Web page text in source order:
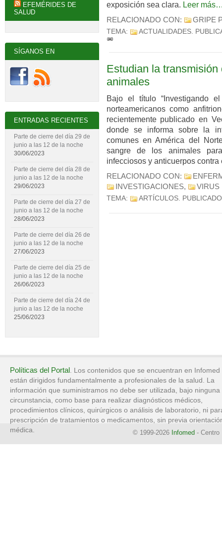
exposición sea clara. Leer
RELACIONADO CON: GRIPE
TEMA: ACTUALIDADES.
Estudian la
animales
Bajo el título “Investigando
norteamericanos como
recientemente publicado en
donde se informa sobre la
comunes en América del
sangre de los animales
infecciosos y anticuerpos contra
RELACIONADO CON:
INVESTIGACIONES, VIRUS
TEMA: ARTÍCULOS.
EFEMÉRIDES DE
SALUD
SÍGANOS EN
ENTRADAS RECIENTES
Parte de cierre del día 29 de
junio a las 12 de la noche
30/06/2023
Parte de cierre del día 28 de
junio a las 12 de la noche
29/06/2023
Parte de cierre del día 27 de
junio a las 12 de la noche
28/06/2023
Parte de cierre del día 26 de
junio a las 12 de la noche
27/06/2023
Parte de cierre del día 25 de
junio a las 12 de la noche
26/06/2023
Parte de cierre del día 24 de
junio a las 12 de la noche
25/06/2023
Políticas del Portal. Los contenidos que se encuentran en Infomed
están dirigidos fundamentalmente a profesionales de la salud. La
información que suministramos no debe ser utilizada, bajo ninguna
circunstancia, como base para realizar diagnósticos médicos,
procedimientos clínicos, quirúrgicos o análisis de laboratorio, ni
prescripción de tratamientos o medicamentos, sin previa
médica.
© 1999-2026 Infomed - Centro